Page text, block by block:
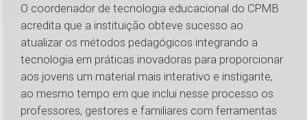
O coordenador de tecnologia educacional do CPMB
acredita que a instituição obteve sucesso ao
atualizar os métodos pedagógicos integrando a
tecnologia em práticas inovadoras para proporcionar
aos jovens um material mais interativo e instigante,
ao mesmo tempo em que inclui nesse processo os
professores, gestores e familiares com ferramentas